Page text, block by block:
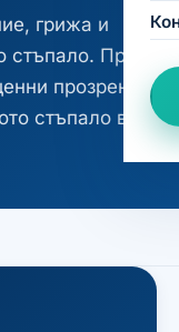
грижа и
стъпало. Проф.
прозрения
стъпало в